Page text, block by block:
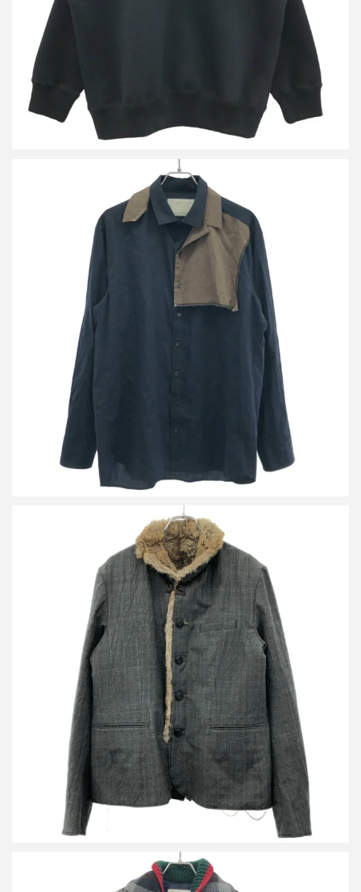
カラー 22SS E/Ra ライトトロ ドッキング長袖シャツ 22SCM-
B09115
詳しく見る
カラー 11AW ラビットファーライナージャケット 11WCM-J05104
買取金額8,400円
詳しく見る